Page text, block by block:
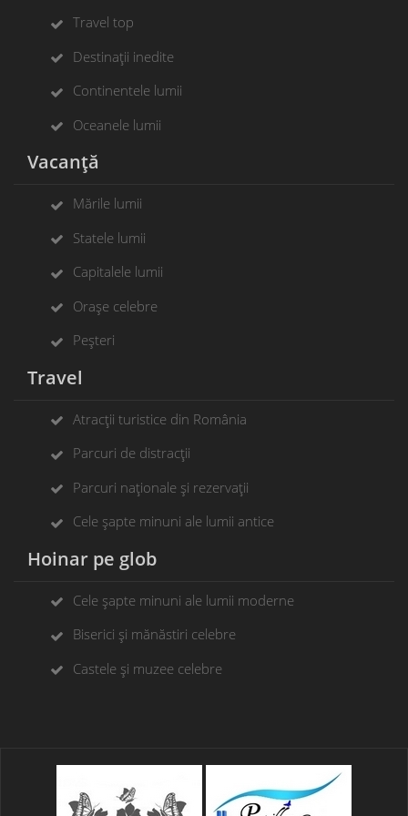
Travel top
Destinații inedite
Continentele lumii
Oceanele lumii
Vacanță
Mările lumii
Statele lumii
Capitalele lumii
Orașe celebre
Peșteri
Travel
Atracții turistice din România
Parcuri de distracții
Parcuri naționale și rezervații
Cele șapte minuni ale lumii antice
Hoinar pe glob
Cele șapte minuni ale lumii moderne
Biserici și mănăstiri celebre
Castele și muzee celebre